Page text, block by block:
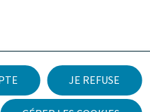
JE REFUSE